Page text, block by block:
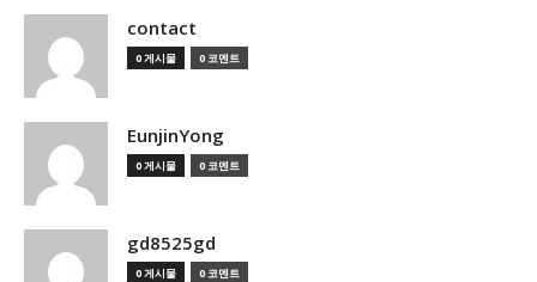
contact
0 게시물 0 코멘트
EunjinYong
0 게시물 0 코멘트
gd8525gd
0 게시물 0 코멘트